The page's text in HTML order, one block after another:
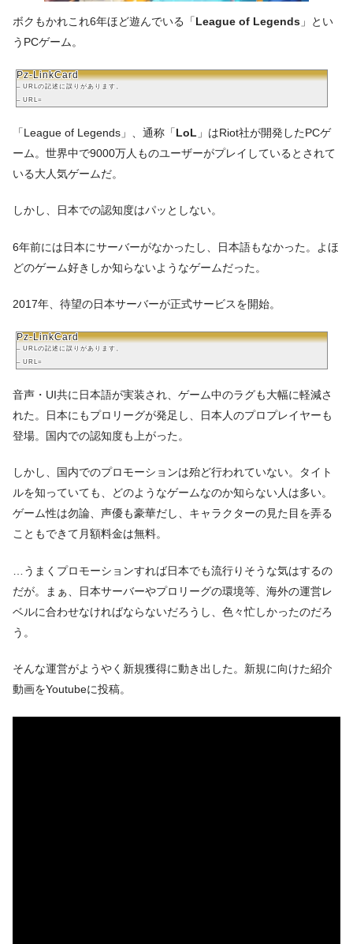
ボクもかれこれ6年ほど遊んでいる「 League of Legends 」とい
うPCゲーム。
Pz-LinkCard
– URLの記述に誤りがあります。
– URL=
「League of Legends」、通称「 LoL 」はRiot社が開発したPCゲ
ーム。世界中で9000万人ものユーザーがプレイしているとされて
いる大人気ゲームだ。
しかし、日本での認知度はパッとしない。
6年前には日本にサーバーがなかったし、日本語もなかった。よほ
どのゲーム好きしか知らないようなゲームだった。
2017年、待望の日本サーバーが正式サービスを開始。
Pz-LinkCard
– URLの記述に誤りがあります。
– URL=
音声・UI共に日本語が実装され、ゲーム中のラグも大幅に軽減さ
れた。日本にもプロリーグが発足し、日本人のプロプレイヤーも
登場。国内での認知度も上がった。
しかし、国内でのプロモーションは殆ど行われていない。タイト
ルを知っていても、どのようなゲームなのか知らない人は多い。
ゲーム性は勿論、声優も豪華だし、キャラクターの見た目を弄る
こともできて月額料金は無料。
…うまくプロモーションすれば日本でも流行りそうな気はするの
だが。まぁ、日本サーバーやプロリーグの環境等、海外の運営レ
ベルに合わせなければならないだろうし、色々忙しかったのだろ
う。
そんな運営がようやく新規獲得に動き出した。新規に向けた紹介
動画をYoutubeに投稿。